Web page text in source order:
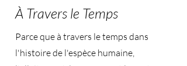
À Travers le Temps
Parce que à travers le temps dans
l'histoire de l'espèce humaine,